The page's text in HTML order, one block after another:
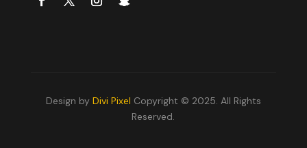
Design by Divi Pixel Copyright © 2025. All Rights
Reserved.